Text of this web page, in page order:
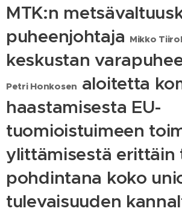
MTK:n
puheenjohtaja Mikko
keskustan
Petri Honkosen aloitetta
haastamisesta EU-
tuomioistuimeen
ylittämisestä erittäin
pohdintana koko
tulevaisuuden